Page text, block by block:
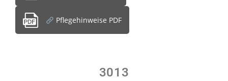
Pflegehinweise PDF
3013